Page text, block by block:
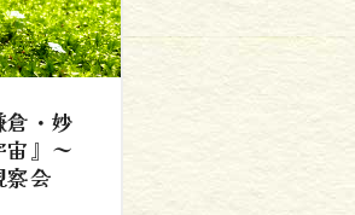
倉・妙
』～
察会